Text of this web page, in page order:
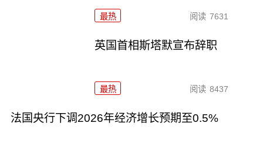
最热 阅读 7631
英国首相斯塔默宣布辞职
最热 阅读 8437
法国央行下调2026年经济增长预期至0.5%